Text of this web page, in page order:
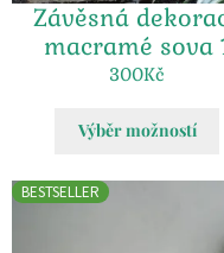
Závěsná
macramé sova
300Kč
Výběr možností
BESTSELLER